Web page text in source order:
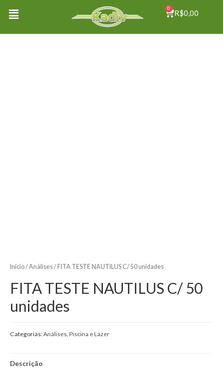
R$0,00
0
Início/Análises/ FITA TESTE NAUTILUS C/ 50 unidades
FITA TESTE NAUTILUS C/ 50
unidades
Categorias:Análises Piscina e Lazer
Descrição